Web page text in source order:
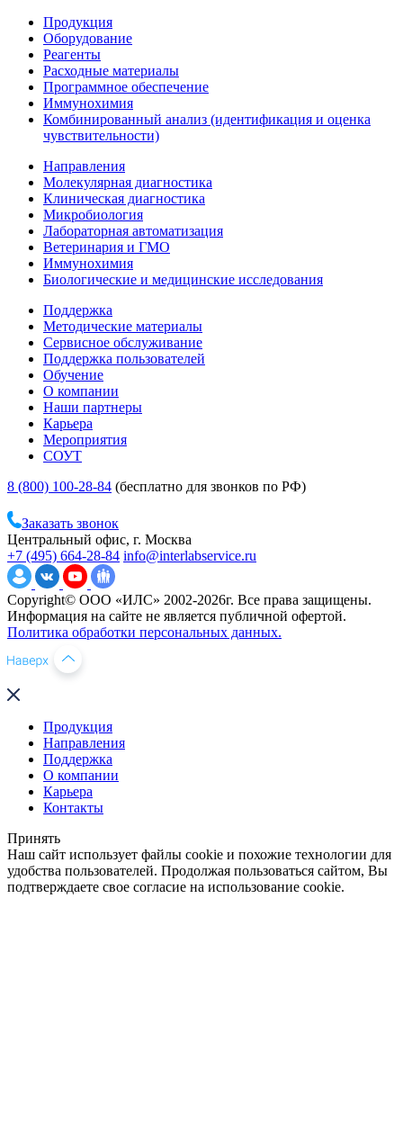
Продукция
Оборудование
Реагенты
Расходные материалы
Программное обеспечение
Иммунохимия
Комбинированный анализ (идентификация и оценка
чувствительности)
Направления
Молекулярная диагностика
Клиническая диагностика
Микробиология
Лабораторная автоматизация
Ветеринария и ГМО
Иммунохимия
Биологические и медицинские исследования
Поддержка
Методические материалы
Сервисное обслуживание
Поддержка пользователей
Обучение
О компании
Наши партнеры
Карьера
Мероприятия
СОУТ
8 (800) 100-28-84 (бесплатно для звонков по РФ)
Заказать звонок
Центральный офис, г. Москва
+7 (495) 664-28-84 info@interlabservice.ru
Copyright© ООО «ИЛС» 2002-2026г. Все права защищены.
Информация на сайте не является публичной офертой.
Политика обработки персональных данных.
Продукция
Направления
Поддержка
О компании
Карьера
Контакты
Принять
Наш сайт использует файлы cookie и похожие технологии для
удобства пользователей. Продолжая пользоваться сайтом, Вы
подтверждаете свое согласие на использование cookie.